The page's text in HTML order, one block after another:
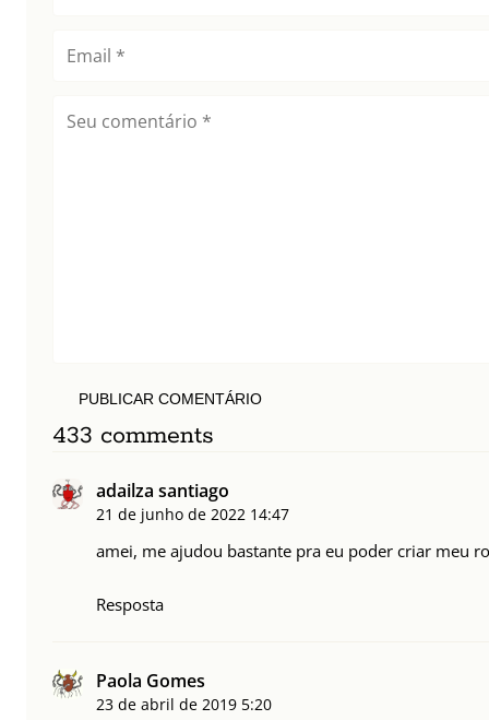
PUBLICAR COMENTÁRIO
433 comments
adailza santiago
21 de junho de 2022 14:47
amei, me ajudou bastante pra eu poder criar meu
Resposta
Paola Gomes
23 de abril de 2019 5:20